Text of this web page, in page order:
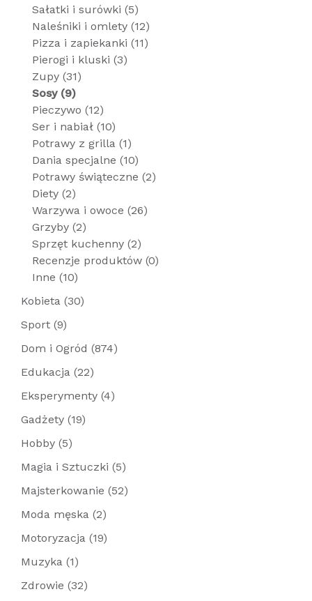
Sałatki i surówki (5)
Naleśniki i omlety (12)
Pizza i zapiekanki (11)
Pierogi i kluski (3)
Zupy (31)
Sosy (9)
Pieczywo (12)
Ser i nabiał (10)
Potrawy z grilla (1)
Dania specjalne (10)
Potrawy świąteczne (2)
Diety (2)
Warzywa i owoce (26)
Grzyby (2)
Sprzęt kuchenny (2)
Recenzje produktów (0)
Inne (10)
Kobieta (30)
Sport (9)
Dom i Ogród (874)
Edukacja (22)
Eksperymenty (4)
Gadżety (19)
Hobby (5)
Magia i Sztuczki (5)
Majsterkowanie (52)
Moda męska (2)
Motoryzacja (19)
Muzyka (1)
Zdrowie (32)